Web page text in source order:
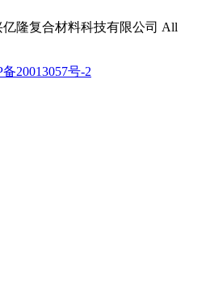
亿隆复合材料科技有限公司 All
20013057号-2